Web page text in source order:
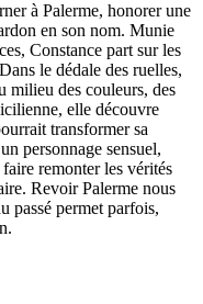
à Palerme, honorer une
en son nom. Munie
Constance part sur les
le dédale des ruelles,
milieu des couleurs, des
elle découvre
transformer sa
personnage sensuel,
remonter les vérités
Revoir Palerme nous
passé permet parfois,